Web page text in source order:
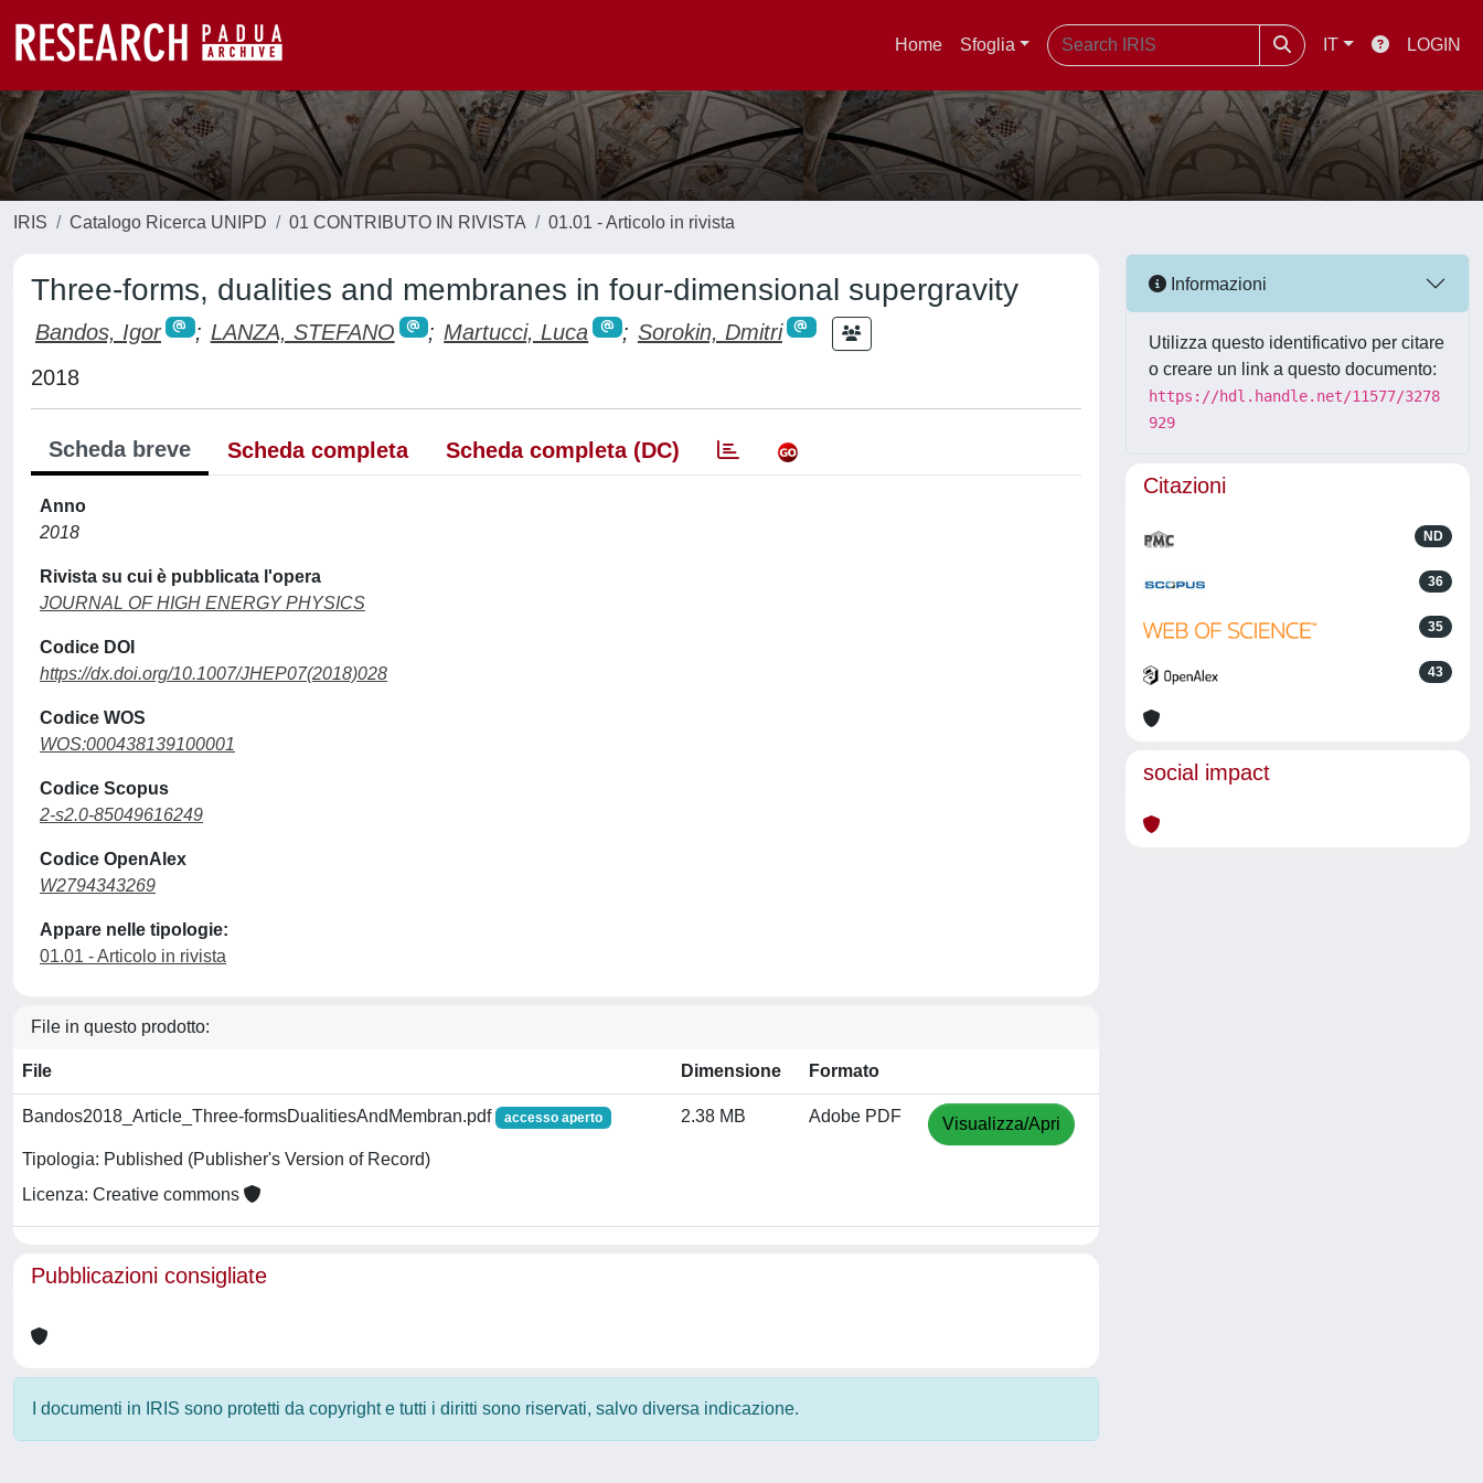
Home Sfoglia IT LOGIN
IRIS Catalogo Ricerca UNIPD 01 CONTRIBUTO IN RIVISTA 01.01 - Articolo in rivista
Three-forms, dualities and membranes in four-dimensional supergravity
Bandos, Igor ; LANZA, STEFANO ; Martucci, Luca ; Sorokin, Dmitri
2018
Scheda breve Scheda completa Scheda completa (DC)
Anno
2018
Rivista su cui è pubblicata l'opera
JOURNAL OF HIGH ENERGY PHYSICS
Codice DOI
https://dx.doi.org/10.1007/JHEP07(2018)028
Codice WOS
WOS:000438139100001
Codice Scopus
2-s2.0-85049616249
Codice OpenAlex
W2794343269
Appare nelle tipologie:
01.01 - Articolo in rivista
File in questo prodotto:
File Dimensione Formato
Bandos2018_Article_Three-formsDualitiesAndMembran.pdf accesso aperto
Tipologia: Published (Publisher's Version of Record)
Licenza: Creative commons
2.38 MB Adobe PDF Visualizza/Apri
Pubblicazioni consigliate
I documenti in IRIS sono protetti da copyright e tutti i diritti sono riservati, salvo diversa indicazione.
Informazioni
Utilizza questo identificativo per citare
o creare un link a questo documento:
https://hdl.handle.net/11577/3278
929
Citazioni
ND
36
35
43
social impact